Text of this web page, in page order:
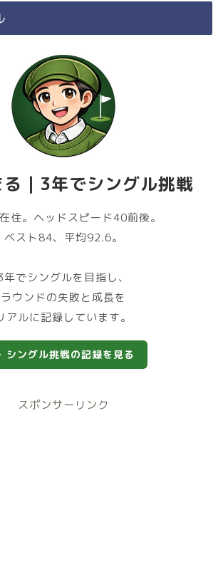
｜3年でシングル挑戦
住。ヘッドスピード40前後。
ベスト84、平均92.6。
年でシングルを目指し、
ラウンドの失敗と成長を
アルに記録しています。
シングル挑戦の記録を見る
スポンサーリンク